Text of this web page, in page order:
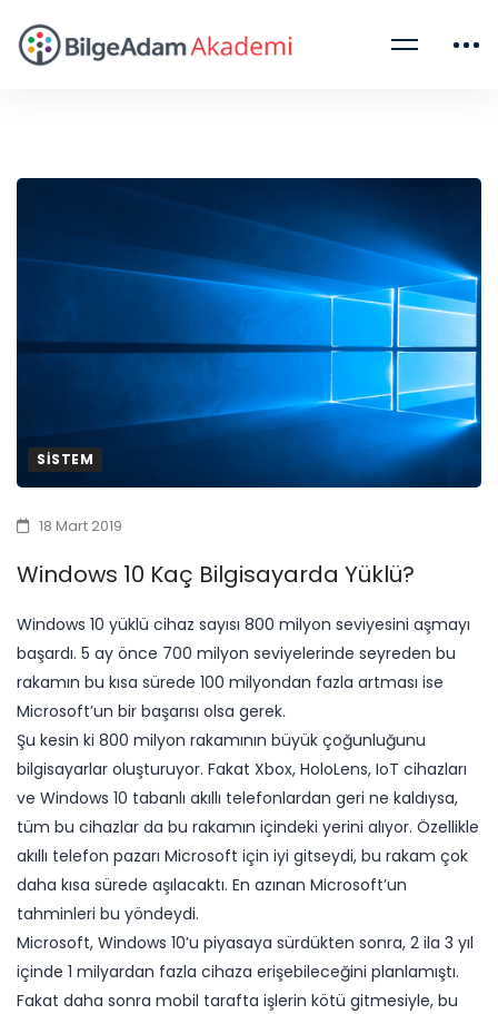
SISTEM
18 Mart 2019
Windows 10 Kaç Bilgisayarda Yüklü?
Windows 10 yüklü cihaz sayısı 800 milyon seviyesini aşmayı
başardı. 5 ay önce 700 milyon seviyelerinde seyreden bu
rakamın bu kısa sürede 100 milyondan fazla artması ise
Microsoft’un bir başarısı olsa gerek.
Şu kesin ki 800 milyon rakamının büyük çoğunluğunu
bilgisayarlar oluşturuyor. Fakat Xbox, HoloLens, IoT cihazları
ve Windows 10 tabanlı akıllı telefonlardan geri ne kaldıysa,
tüm bu cihazlar da bu rakamın içindeki yerini alıyor. Özellikle
akıllı telefon pazarı Microsoft için iyi gitseydi, bu rakam çok
daha kısa sürede aşılacaktı. En azınan Microsoft’un
tahminleri bu yöndeydi.
Microsoft, Windows 10’u piyasaya sürdükten sonra, 2 ila 3 yıl
içinde 1 milyardan fazla cihaza erişebileceğini planlamıştı.
Fakat daha sonra mobil tarafta işlerin kötü gitmesiyle, bu